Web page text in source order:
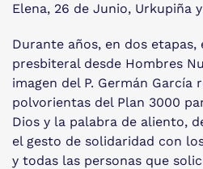
Elena, 26 de Junio, Urkupiña
Durante años, en dos
presbiteral desde Hombres
imagen del P. Germán García
polvorientas del Plan 3000
Dios y la palabra de aliento,
el gesto de solidaridad con
y todas las personas que